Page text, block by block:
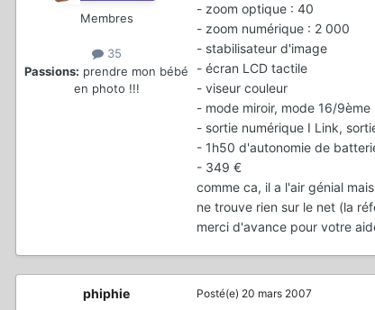
Membres
35
Passions: prendre mon bébé
en photo !!!
- zoom optique : 40
- zoom numérique : 2 000
- stabilisateur d'image
- écran LCD tactile
- viseur couleur
- mode miroir, mode 16/9ème
- sortie numérique I Link,
- 1h50 d'autonomie de
- 349 €
comme ca, il a l'air génial
ne trouve rien sur le net (la
merci d'avance pour votre
phiphie Posté(e) 20 mars 2007